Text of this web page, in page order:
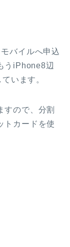
バイルへ申込
うiPhone8辺
います。
すので、分割
トカードを使